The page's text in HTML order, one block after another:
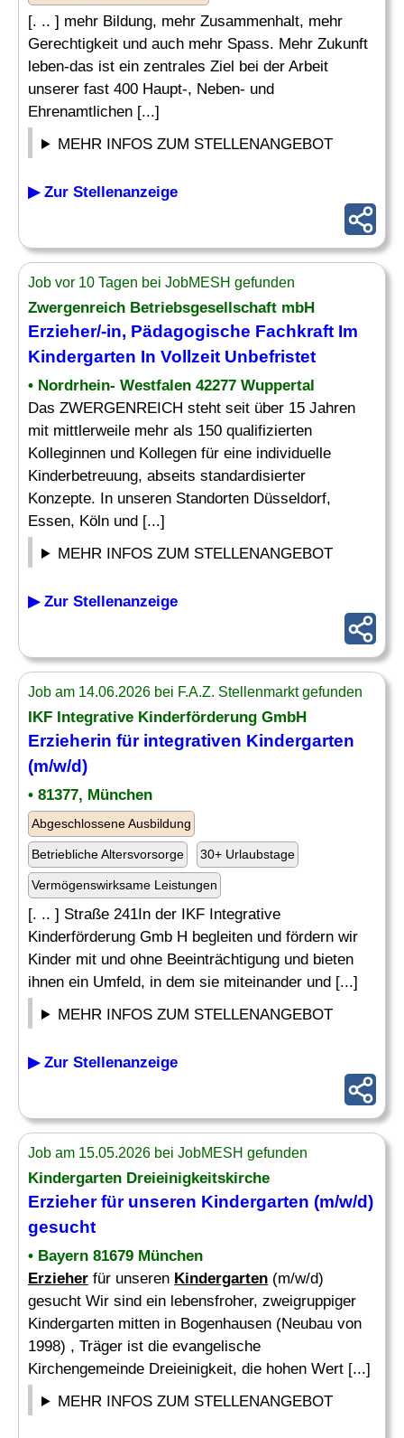
[. .. ] mehr Bildung, mehr Zusammenhalt, mehr
Gerechtigkeit und auch mehr Spass. Mehr Zukunft
leben-das ist ein zentrales Ziel bei der Arbeit
unserer fast 400 Haupt-, Neben- und
Ehrenamtlichen [...]
MEHR INFOS ZUM STELLENANGEBOT
▶ Zur Stellenanzeige
Job vor 10 Tagen bei JobMESH gefunden
Zwergenreich Betriebsgesellschaft mbH
Erzieher/-in, Pädagogische Fachkraft Im
Kindergarten In Vollzeit Unbefristet
• Nordrhein- Westfalen 42277 Wuppertal
Das ZWERGENREICH steht seit über 15 Jahren
mit mittlerweile mehr als 150 qualifizierten
Kolleginnen und Kollegen für eine individuelle
Kinderbetreuung, abseits standardisierter
Konzepte. In unseren Standorten Düsseldorf,
Essen, Köln und [...]
MEHR INFOS ZUM STELLENANGEBOT
▶ Zur Stellenanzeige
Job am 14.06.2026 bei F.A.Z. Stellenmarkt gefunden
IKF Integrative Kinderförderung GmbH
Erzieherin für integrativen Kindergarten
(m/w/d)
• 81377, München
Abgeschlossene Ausbildung
Betriebliche Altersvorsorge 30+ Urlaubstage
Vermögenswirksame Leistungen
[. .. ] Straße 241In der IKF Integrative
Kinderförderung Gmb H begleiten und fördern wir
Kinder mit und ohne Beeinträchtigung und bieten
ihnen ein Umfeld, in dem sie miteinander und [...]
MEHR INFOS ZUM STELLENANGEBOT
▶ Zur Stellenanzeige
Job am 15.05.2026 bei JobMESH gefunden
Kindergarten Dreieinigkeitskirche
Erzieherfür unseren Kindergarten (m/w/d)
gesucht
• Bayern 81679 München
Erzieher für unseren Kindergarten (m/w/d)
gesucht Wir sind ein lebensfroher, zweigruppiger
Kindergarten mitten in Bogenhausen (Neubau von
1998) , Träger ist die evangelische
Kirchengemeinde Dreieinigkeit, die hohen Wert [...]
MEHR INFOS ZUM STELLENANGEBOT